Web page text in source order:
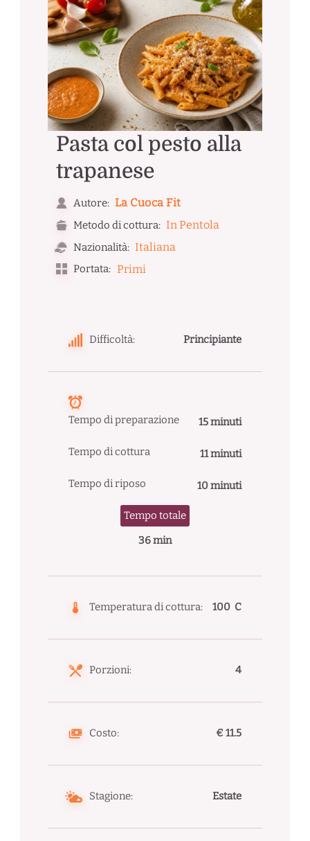
Pasta col pesto alla
trapanese
Autore: La Cuoca Fit
Metodo di cottura: In Pentola
Nazionalità: Italiana
Portata: Primi
Difficoltà: Principiante
Tempo di preparazione 15 minuti
Tempo di cottura 11 minuti
Tempo di riposo 10 minuti
Tempo totale
36 min
Temperatura di cottura: 100 C
Porzioni: 4
Costo: € 11.5
Stagione: Estate